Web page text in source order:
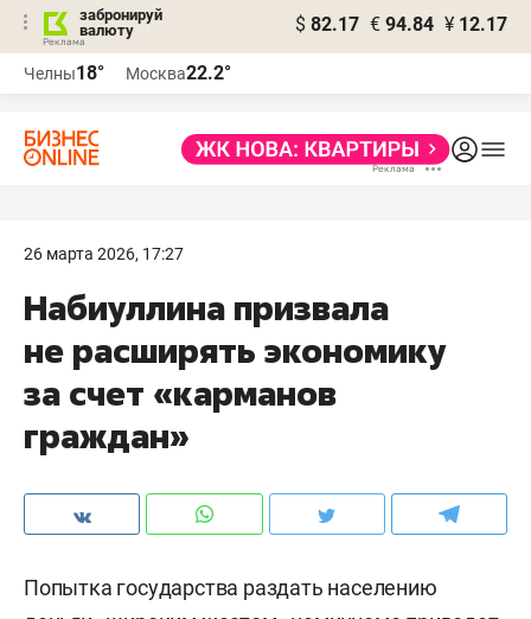
забронируй
валюту
$ 82.17 € 94.84 ¥ 12.17
Челны18° Москва22.2°
26 марта 2026, 17:27
Набиуллина призвала
не расширять экономику
за счет «карманов
граждан»
Попытка государства раздать населению